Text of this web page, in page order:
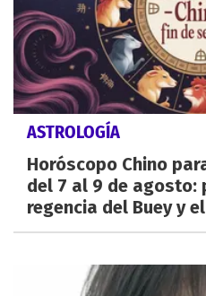
ASTROLOGÍA
Horóscopo Chino
del 7 al 9 de agosto:
regencia del Buey y